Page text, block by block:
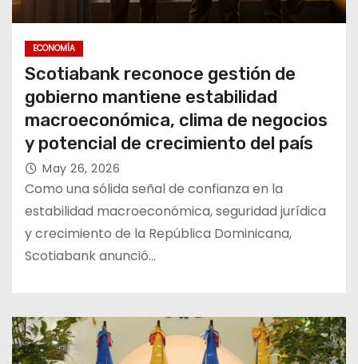
ECONOMÍA
Scotiabank reconoce gestión de
gobierno mantiene estabilidad
macroeconómica, clima de negocios
y potencial de crecimiento del país
May 26, 2026
Como una sólida señal de confianza en la
estabilidad macroeconómica, seguridad jurídica
y crecimiento de la República Dominicana,
Scotiabank anunció…